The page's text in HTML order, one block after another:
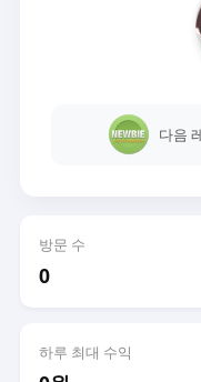
다음
방문 수
0
하루 최대 수익